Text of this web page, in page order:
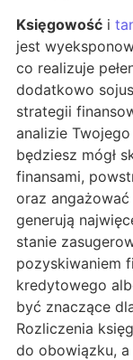
Księgowość i
jest
co realizuje
dodatkowo
strategii
analizie
będziesz mógł
finansami,
oraz
generują
stanie
pozyskiwaniem
kredytowego
być znaczące
Rozliczenia
do obowiązku,